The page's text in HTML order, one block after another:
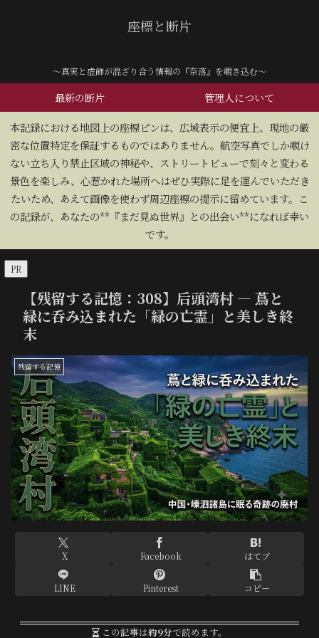
座標と断片
～真実と虚飾が混ざり合う情報の『奈落』を覗き込む～
最新の断片 管理人について
​本記録における地図上の座標ピンは、広域表示の便宜上、現地の厳
密な位置特定を保証するものではありません。航空写真でしか覗け
ない立ち入り禁止区域の神秘や、ストリートビューで刻々と変わる
景色を楽しみ、心惹かれた場所へはぜひ実際に足を運んでいただき
たいため、あえて画像を使わず周辺座標の提示に留めています。こ
の記録が、あなたの**『まだ見ぬ世界』との出会い**になれば幸い
です。
PR
【残留する記憶：308】后頭湾村 — 蔦と
緑に呑み込まれた「緑の亡霊」と美しき終
末
残留する記憶
X Facebook はてブ
LINE Pinterest コピー
この記事は約9分で読めます。